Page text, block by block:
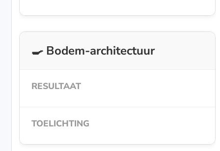
🍳 Bodem-architectuur